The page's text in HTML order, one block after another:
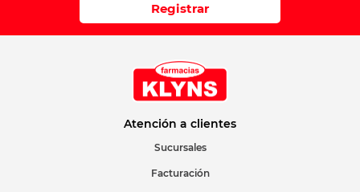
Registrar
Atención a clientes
Sucursales
Facturación